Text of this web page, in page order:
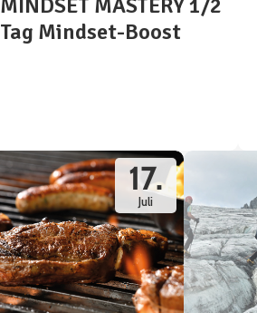
MINDSET MASTERY 1/2
Tag Mindset-Boost
17.
Juli